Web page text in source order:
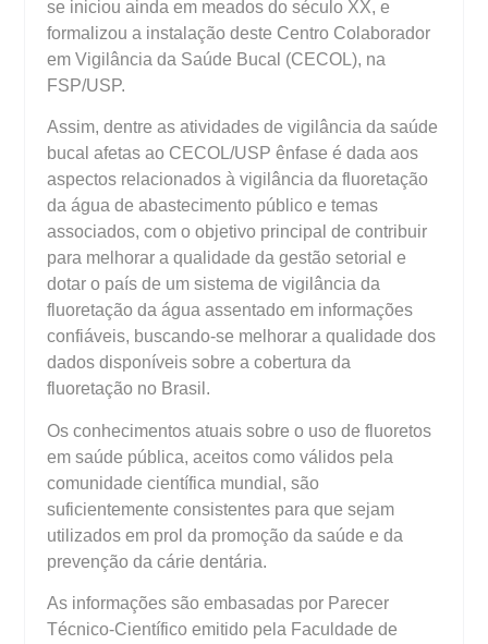
se iniciou ainda em meados do século XX, e
formalizou a instalação deste Centro Colaborador
em Vigilância da Saúde Bucal (CECOL), na
FSP/USP.
Assim, dentre as atividades de vigilância da saúde
bucal afetas ao CECOL/USP ênfase é dada aos
aspectos relacionados à vigilância da fluoretação
da água de abastecimento público e temas
associados, com o objetivo principal de contribuir
para melhorar a qualidade da gestão setorial e
dotar o país de um sistema de vigilância da
fluoretação da água assentado em informações
confiáveis, buscando-se melhorar a qualidade dos
dados disponíveis sobre a cobertura da
fluoretação no Brasil.
Os conhecimentos atuais sobre o uso de fluoretos
em saúde pública, aceitos como válidos pela
comunidade científica mundial, são
suficientemente consistentes para que sejam
utilizados em prol da promoção da saúde e da
prevenção da cárie dentária.
As informações são embasadas por Parecer
Técnico-Científico emitido pela Faculdade de